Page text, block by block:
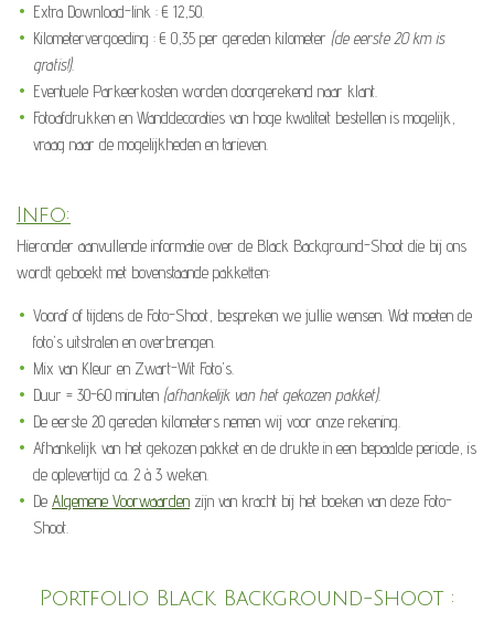
Extra Download-link : € 12,50.
Kilometervergoeding : € 0,35 per gereden kilometer (de eerste 20 km is
gratis!).
Eventuele Parkeerkosten worden doorgerekend naar klant.
Fotoafdrukken en Wanddecoraties van hoge kwaliteit bestellen is mogelijk,
vraag naar de mogelijkheden en tarieven.
Info:
Hieronder aanvullende informatie over de Black Background-Shoot die bij ons
wordt geboekt met bovenstaande pakketten:
Vooraf of tijdens de Foto-Shoot, bespreken we jullie wensen. Wat moeten de
foto's uitstralen en overbrengen.
Mix van Kleur en Zwart-Wit Foto's.
Duur = 30-60 minuten (afhankelijk van het gekozen pakket).
De eerste 20 gereden kilometers nemen wij voor onze rekening.
Afhankelijk van het gekozen pakket en de drukte in een bepaalde periode, is
de oplevertijd ca. 2 à 3 weken.
De Algemene Voorwaarden zijn van kracht bij het boeken van deze Foto-
Shoot.
Portfolio Black Background-Shoot :